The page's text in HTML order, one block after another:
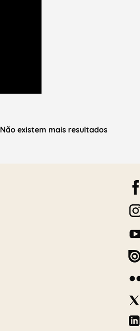
Não existem mais resultados